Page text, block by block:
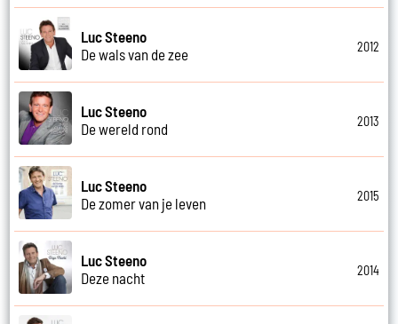
Luc Steeno
De wals van de zee
2012
Luc Steeno
De wereld rond
2013
Luc Steeno
De zomer van je leven
2015
Luc Steeno
Deze nacht
2014